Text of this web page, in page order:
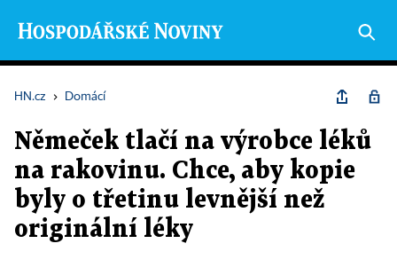
HN.cz › Domácí
Němeček tlačí na výrobce léků
na rakovinu. Chce, aby kopie
byly o třetinu levnější než
originální léky